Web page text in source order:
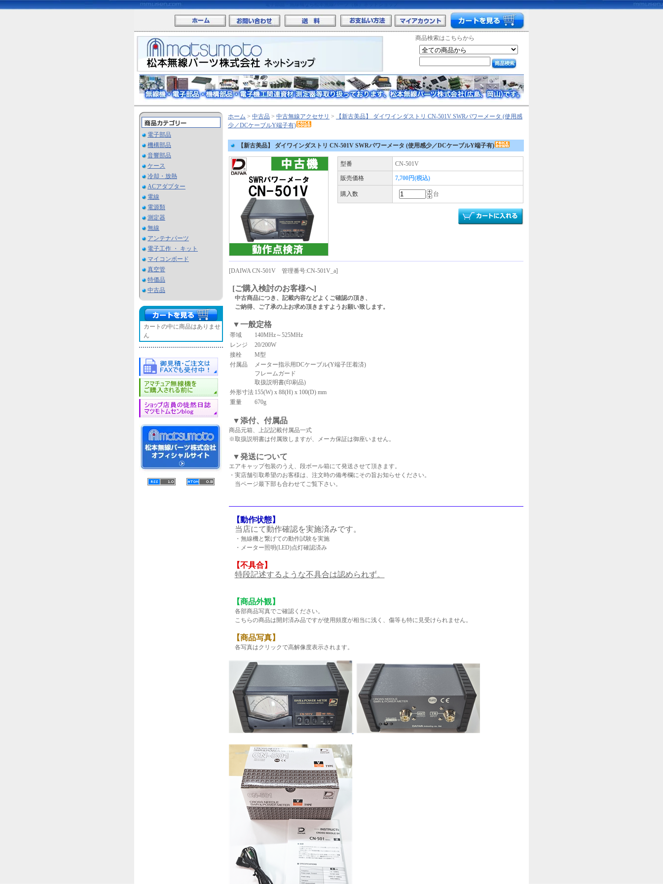
商品検索はこちらから
電子部品
機構部品
音響部品
ケース
冷却・放熱
ACアダプター
電線
電源類
測定器
無線
アンテナパーツ
電子工作 ・ キット
マイコンボード
真空管
特価品
中古品
カートの中に商品はありませ
ん
ホーム > 中古品 > 中古無線アクセサリ >
【新古美品】 ダイワインダストリ CN-501V SWRパワーメータ (使用感
少／DCケーブルY端子有)
【新古美品】 ダイワインダストリ CN-501V SWRパワーメータ (使用感少／DCケーブルY端子有)
型番 CN-501V
販売価格 7,700円(税込)
購入数 台
[DAIWA CN-501V 管理番号:CN-501V_a]
[ご購入検討のお客様へ]
中古商品につき、記載内容などよくご確認の頂き、
ご納得、ご了承の上お求め頂きますようお願い致します。
▼一般定格
帯域
140MHz～525MHz
レンジ
20/200W
接栓
M型
付属品
メーター指示用DCケーブル(Y端子圧着済)
フレームガード
取扱説明書(印刷品)
外形寸法 155(W) x 88(H) x 100(D) mm
重量
670g
▼添付、付属品
商品元箱、上記記載付属品一式
※取扱説明書は付属致しますが、メーカ保証は御座いません。
▼発送について
エアキャップ包装のうえ、段ボール箱にて発送させて頂きます。
・実店舗引取希望のお客様は、注文時の備考欄にその旨お知らせください。
当ページ最下部も合わせてご覧下さい。
【動作状態】
当店にて動作確認を実施済みです。
・無線機と繋げての動作試験を実施
・メーター照明(LED)点灯確認済み
【不具合】
特段記述するような不具合は認められず。
【商品外観】
各部商品写真でご確認ください。
こちらの商品は開封済み品ですが使用頻度が相当に浅く、傷等も特に見受けられません。
【商品写真】
各写真はクリックで高解像度表示されます。